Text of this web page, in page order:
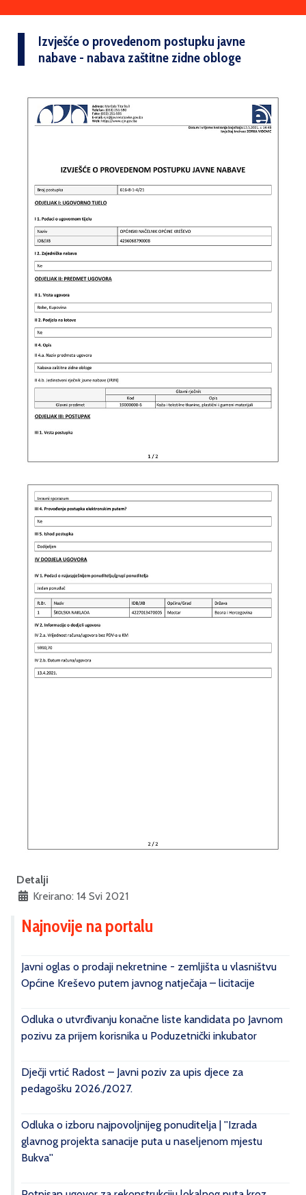
Izvješće o provedenom postupku javne
nabave - nabava zaštitne zidne obloge
Detalji
Kreirano: 14 Svi 2021
Najnovije na portalu
Javni oglas o prodaji nekretnine - zemljišta u vlasništvu
Općine Kreševo putem javnog natječaja – licitacije
Odluka o utvrđivanju konačne liste kandidata po Javnom
pozivu za prijem korisnika u Poduzetnički inkubator
Dječji vrtić Radost – Javni poziv za upis djece za
pedagošku 2026./2027.
Odluka o izboru najpovoljnijeg ponuditelja | ''Izrada
glavnog projekta sanacije puta u naseljenom mjestu
Bukva''